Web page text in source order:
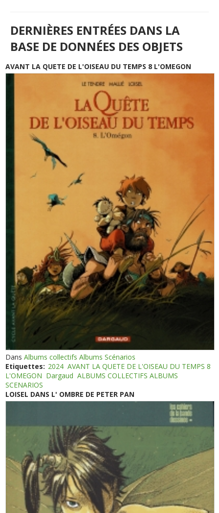
DERNIÈRES ENTRÉES DANS LA
BASE DE DONNÉES DES OBJETS
AVANT LA QUETE DE L'OISEAU DU TEMPS 8 L'OMEGON
DansAlbums collectifs Albums Scénarios
Etiquettes: 2024 AVANT LA QUETE DE L'OISEAU DU TEMPS 8
L'OMEGON Dargaud ALBUMS COLLECTIFS ALBUMS
SCENARIOS
LOISEL DANS L' OMBRE DE PETER PAN